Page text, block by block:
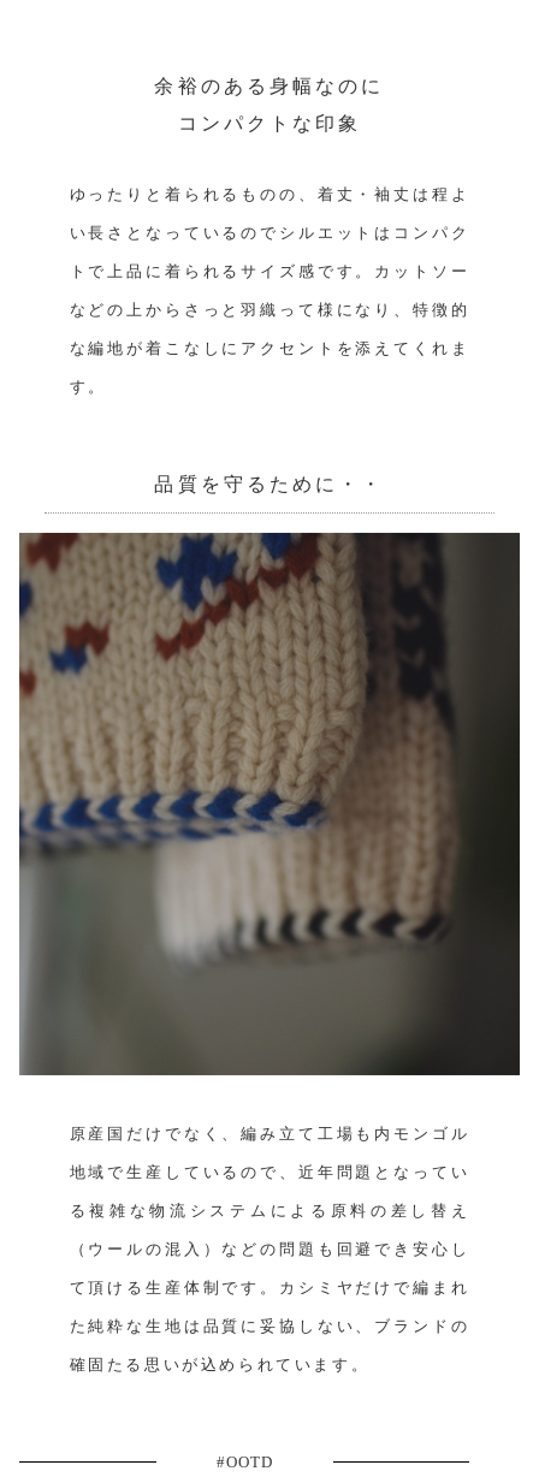
余裕のある身幅なのに
コンパクトな印象
ゆったりと着られるものの、着丈・袖丈は程よ
い長さとなっているのでシルエットはコンパク
トで上品に着られるサイズ感です。カットソー
などの上からさっと羽織って様になり、特徴的
な編地が着こなしにアクセントを添えてくれま
す。
品質を守るために・・
原産国だけでなく、編み立て工場も内モンゴル
地域で生産しているので、近年問題となってい
る複雑な物流システムによる原料の差し替え
（ウールの混入）などの問題も回避でき安心し
て頂ける生産体制です。カシミヤだけで編まれ
た純粋な生地は品質に妥協しない、ブランドの
確固たる思いが込められています。
#OOTD